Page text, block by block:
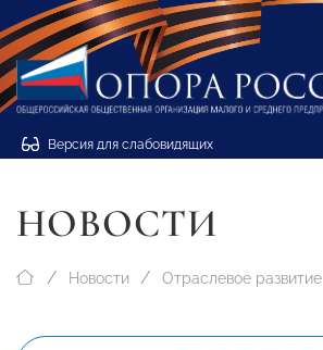
Версия для слабовидящих
НОВОСТИ
Новости Отраслевое развитие